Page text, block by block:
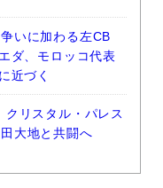
いに加わる左CB
ダ、モロッコ代表
近づく
クリスタル・パレス
大地と共闘へ